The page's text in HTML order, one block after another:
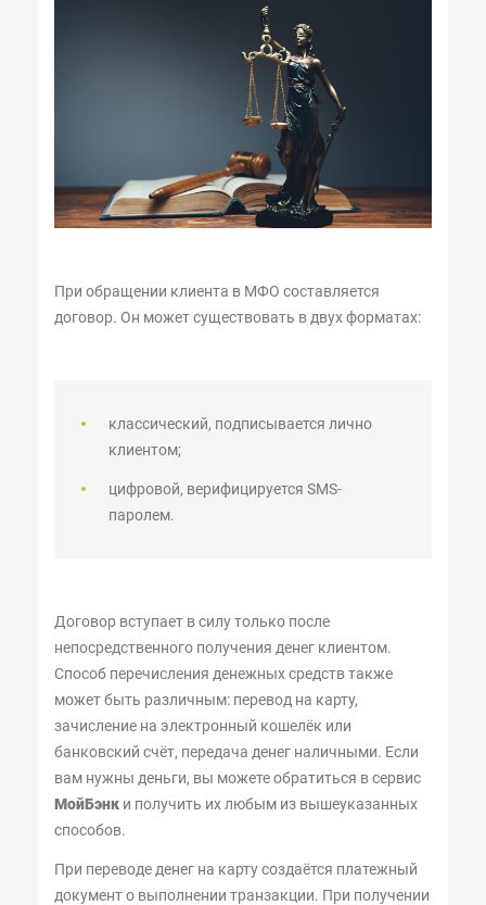
При обращении клиента в МФО составляется
договор. Он может существовать в двух форматах:
классический, подписывается лично
клиентом;
цифровой, верифицируется SMS-
паролем.
Договор вступает в силу только после
непосредственного получения денег клиентом.
Способ перечисления денежных средств также
может быть различным: перевод на карту,
зачисление на электронный кошелёк или
банковский счёт, передача денег наличными. Если
вам нужны деньги, вы можете обратиться в сервис
МойБэнк и получить их любым из вышеуказанных
способов.
При переводе денег на карту создаётся платежный
документ о выполнении транзакции. При получении